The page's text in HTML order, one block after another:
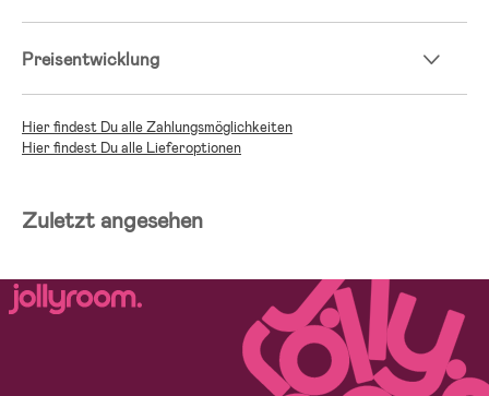
Preisentwicklung
Hier findest Du alle Zahlungsmöglichkeiten
Hier findest Du alle Lieferoptionen
Zuletzt angesehen